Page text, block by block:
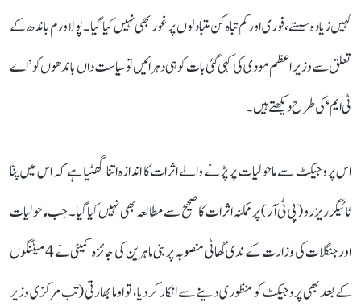
کہیں زیادہ سستے، فوری اور کم تباہ کن متبادلوں پر غور بھی نہیں کیا گیا۔ پولاورم باندھ کے
تعلق سے وزیر اعظم مودی کی کہی گئی بات کو ہی دہرائیں تو سیاست داں باندھوں کو ’اے
ٹی ایم‘ کی طرح دیکھتے ہیں۔
اس پروجیکٹ سے ماحولیات پر پڑنے والے اثرات کا اندازہ اتنا گھٹیا ہے کہ اس میں پنّا
ٹائیگر ریزرو (پی ٹی آر) پر ممکنہ اثرات کا صحیح سے مطالعہ بھی نہیں کیا گیا۔ جب ماحولیات
اور جنگلات کی وزارت کے ندی گھاٹی منصوبہ پر بنی ماہرین کی جائزہ کمیٹی نے 4 میٹنگوں
کے بعد بھی پروجیکٹ کو منظوری دینے سے انکار کر دیا، تو اوما بھارتی (تب مرکزی وزیر